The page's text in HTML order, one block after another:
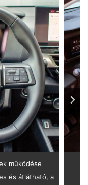
működése
és átlátható, a